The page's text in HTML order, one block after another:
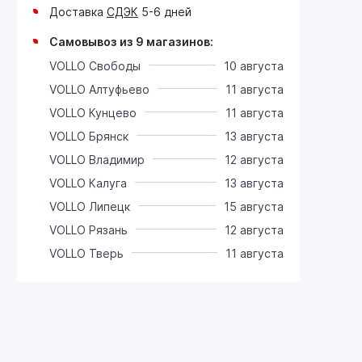
Доставка СДЭК 5-6 дней
Самовывоз из 9 магазинов:
VOLLO Свободы
10 августа
VOLLO Алтуфьево
11 августа
VOLLO Кунцево
11 августа
VOLLO Брянск
13 августа
VOLLO Владимир
12 августа
VOLLO Калуга
13 августа
VOLLO Липецк
15 августа
VOLLO Рязань
12 августа
VOLLO Тверь
11 августа